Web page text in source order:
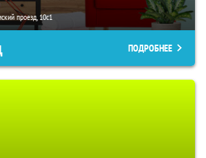
проезд, 10с1
ПОДРОБНЕЕ